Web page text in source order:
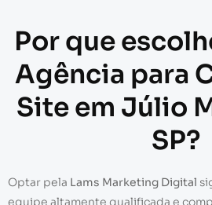
Por que
Agência para
Site em Júlio
SP?
Optar pela Lams Marketing Digital
equipe altamente qualificada e